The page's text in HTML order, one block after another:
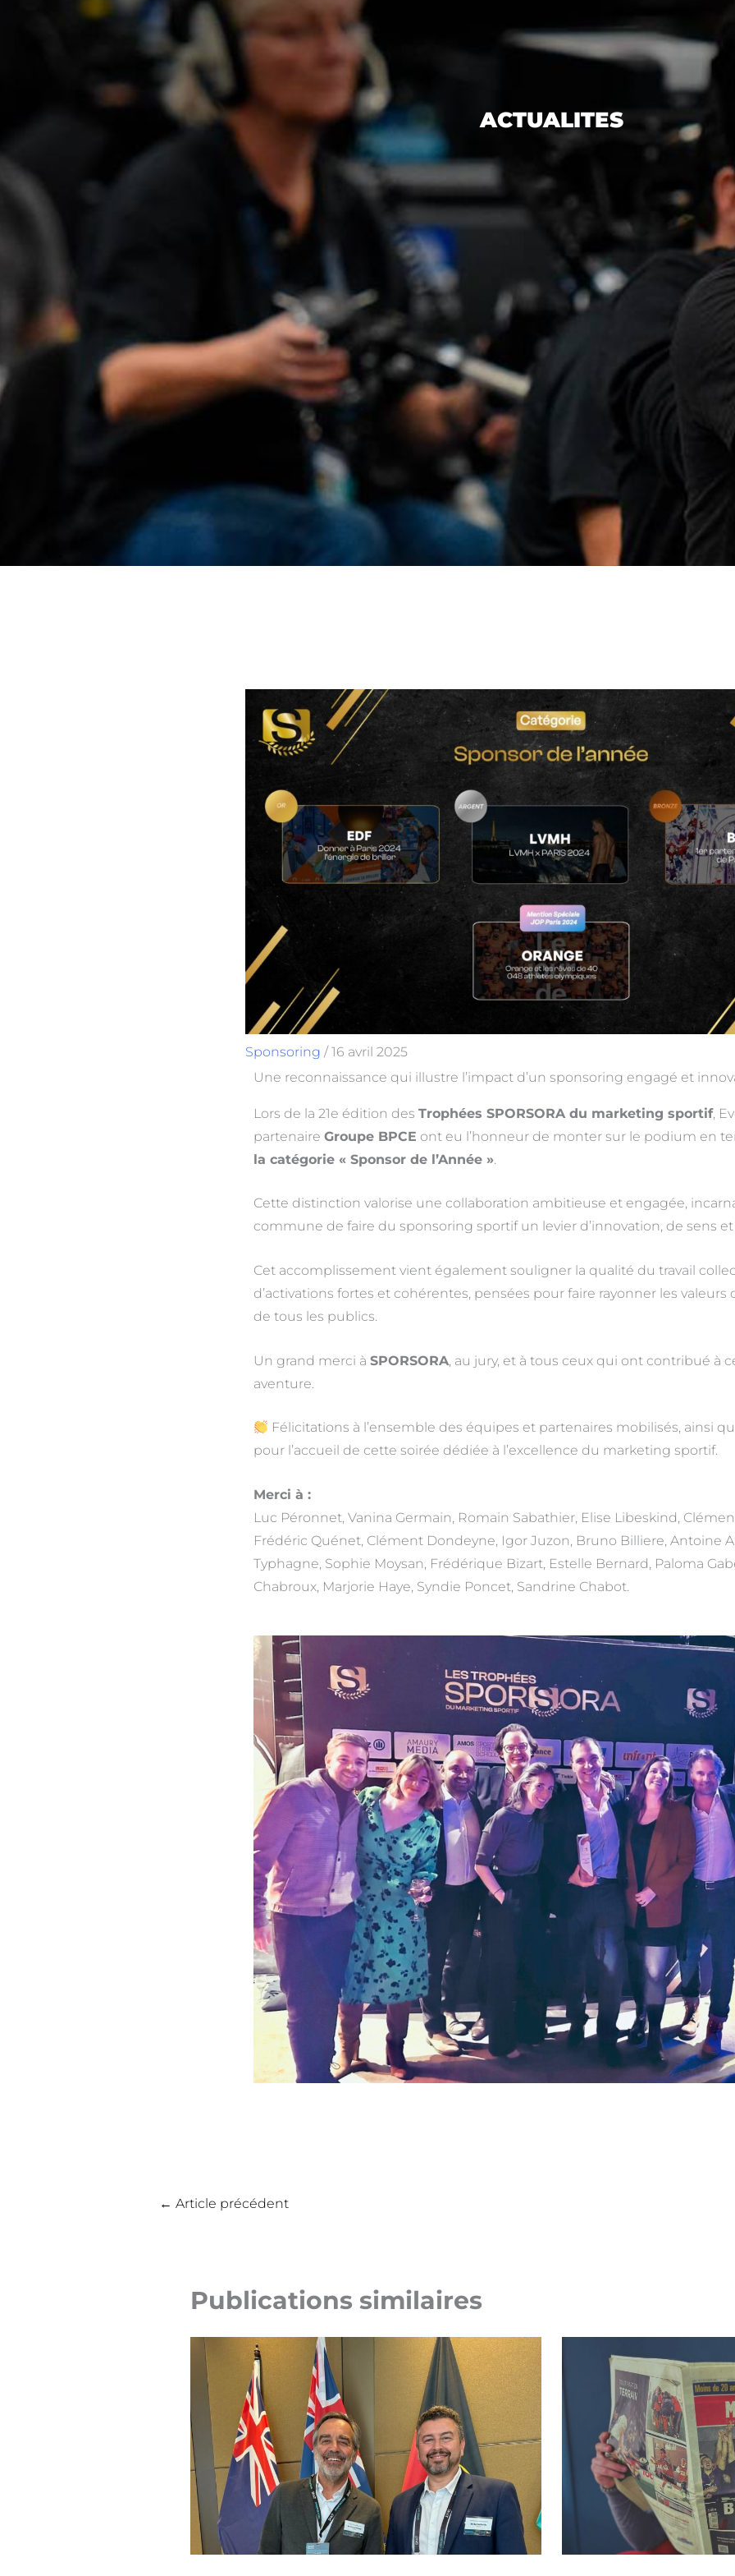
ACTUALITES
Sponsoring /16 avril 2025
Une reconnaissance qui illustre l’impact d’un sponsoring engagé et
Lors de la 21e édition des Trophées SPORSORA du marketing sportif,
partenaire Groupe BPCE ont eu l’honneur de monter sur le podium en
la catégorie « Sponsor de l’Année ».
Cette distinction valorise une collaboration ambitieuse et engagée,
commune de faire du sponsoring sportif un levier d’innovation, de sens
Cet accomplissement vient également souligner la qualité du travail
d’activations fortes et cohérentes, pensées pour faire rayonner les valeurs
de tous les publics.
Un grand merci à SPORSORA, au jury, et à tous ceux qui ont contribué à
aventure.
Félicitations à l’ensemble des équipes et partenaires mobilisés, ainsi
pour l’accueil de cette soirée dédiée à l’excellence du marketing sportif.
Merci à :
Luc Péronnet, Vanina Germain, Romain Sabathier, Elise Libeskind,
Frédéric Quénet, Clément Dondeyne, Igor Juzon, Bruno Billiere, Antoine
Typhagne, Sophie Moysan, Frédérique Bizart, Estelle Bernard, Paloma
Chabroux, Marjorie Haye, Syndie Poncet, Sandrine Chabot.
← Article précédent
Publications similaires